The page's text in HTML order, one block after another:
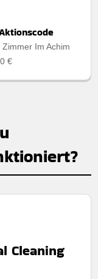
Im Achim
€
Cleaning